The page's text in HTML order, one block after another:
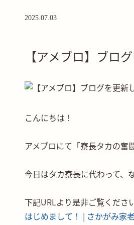
2025.07.03
【アメブロ】ブロ
こんにちは！
アメブロにて「寮長タカの奮
今日はタカ寮長に代わって、
下記URLより是非ご覧ください
はじめまして！ | さかがみ家